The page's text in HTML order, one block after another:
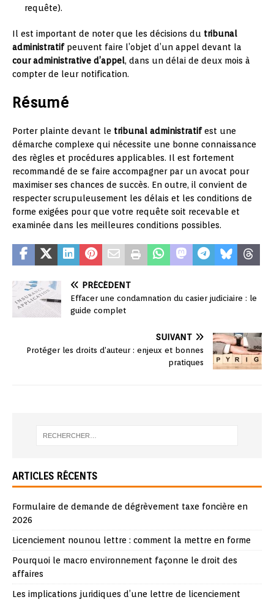
requête).
Il est important de noter que les décisions du tribunal
administratifpeuvent faire l’objet d’un appel devant la
cour administrative d’appel, dans un délai de deux mois à
compter de leur notification.
Résumé
Porter plainte devant le tribunal administratifest une
démarche complexe qui nécessite une bonne connaissance
des règles et procédures applicables. Il est fortement
recommandé de se faire accompagner par un avocat pour
maximiser ses chances de succès. En outre, il convient de
respecter scrupuleusement les délais et les conditions de
forme exigées pour que votre requête soit recevable et
examinée dans les meilleures conditions possibles.
PRÉCÉDENT
Effacer une condamnation du casier judiciaire : le
guide complet
SUIVANT
Protéger les droits d’auteur : enjeux et bonnes
pratiques
ARTICLES RÉCENTS
Formulaire de demande de dégrèvement taxe foncière en
2026
Licenciement nounou lettre : comment la mettre en forme
Pourquoi le macro environnement façonne le droit des
affaires
Les implications juridiques d’une lettre de licenciement